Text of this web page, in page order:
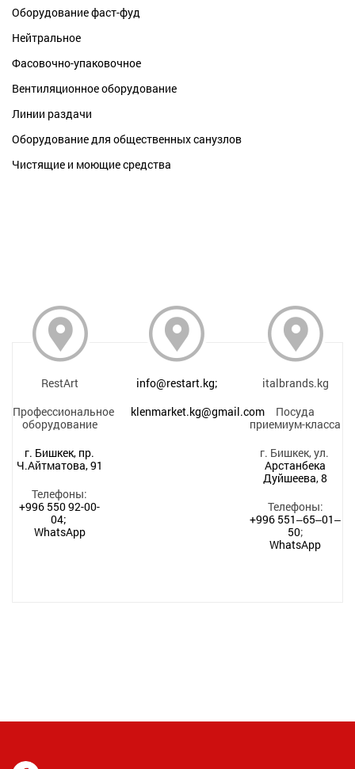
Оборудование фаст-фуд
Нейтральное
Фасовочно-упаковочное
Вентиляционное оборудование
Линии раздачи
Оборудование для общественных санузлов
Чистящие и моющие средства
RestArt
Профессиональное
оборудование
г. Бишкек, пр.
Ч.Айтматова, 91
Телефоны:
+996 550 92-00-
04;
WhatsApp
info@restart.kg;
klenmarket.kg@gmail.com
italbrands.kg
Посуда
приемиум-класса
г. Бишкек, ул.
Арстанбека
Дуйшеева, 8
Телефоны:
+996 551‒65‒01‒
50;
WhatsApp